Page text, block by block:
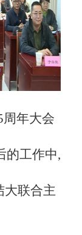
周年大会
的工作中,
大联合主